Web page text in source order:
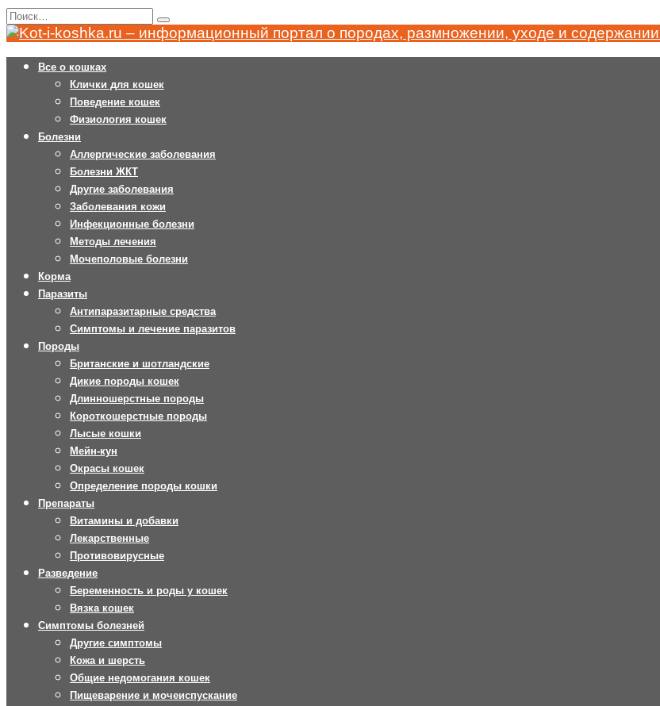
Перейти
к
Search
for:
Все о кошках
Клички для кошек
Поведение кошек
Физиология кошек
Болезни
Аллергические заболевания
Болезни ЖКТ
Другие заболевания
Заболевания кожи
Инфекционные болезни
Методы лечения
Мочеполовые болезни
Корма
Паразиты
Антипаразитарные средства
Симптомы и лечение паразитов
Породы
Британские и шотландские
Дикие породы кошек
Длинношерстные породы
Короткошерстные породы
Лысые кошки
Мейн-кун
Окрасы кошек
Определение породы кошки
Препараты
Витамины и добавки
Лекарственные
Противовирусные
Разведение
Беременность и роды у кошек
Вязка кошек
Симптомы болезней
Другие симптомы
Кожа и шерсть
Общие недомогания кошек
Пищеварение и мочеиспускание